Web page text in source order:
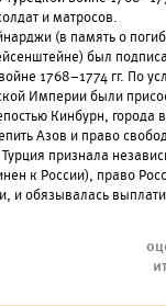
и матросов.
(в память о
был
1768–1774 гг. По
Империи были
Кинбурн, города
Азов и право
признала
к России), право
и обязывалась